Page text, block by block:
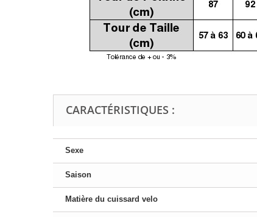
CARACTÉRISTIQUES :
Sexe
Saison
Matière du cuissard velo